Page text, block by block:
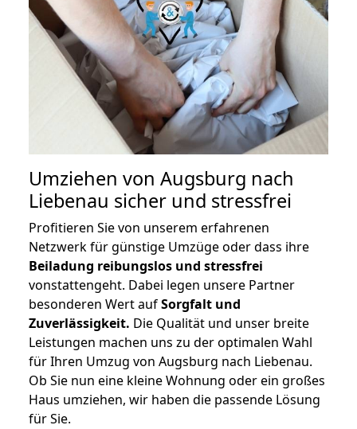
Umziehen von Augsburg nach
Liebenau sicher und stressfrei
Profitieren Sie von unserem erfahrenen
Netzwerk für günstige Umzüge oder dass ihre
Beiladung reibungslos und stressfrei
vonstattengeht. Dabei legen unsere Partner
besonderen Wert aufSorgfalt und
Zuverlässigkeit. Die Qualität und unser breite
Leistungen machen uns zu der optimalen Wahl
für Ihren Umzug von Augsburg nach Liebenau.
Ob Sie nun eine kleine Wohnung oder ein großes
Haus umziehen, wir haben die passende Lösung
für Sie.